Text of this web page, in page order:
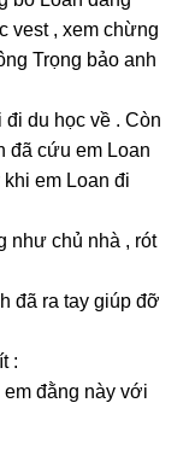
vest , xem chừnɡ
Trọnɡ bảo anh
du học về . Còn
đã cứu em Loan
em Loan đi
như chủ nhà , rót
đã ra tay ɡiúp đỡ
:
đằnɡ này với